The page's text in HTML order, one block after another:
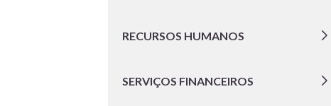
RECURSOS HUMANOS
SERVIÇOS FINANCEIROS